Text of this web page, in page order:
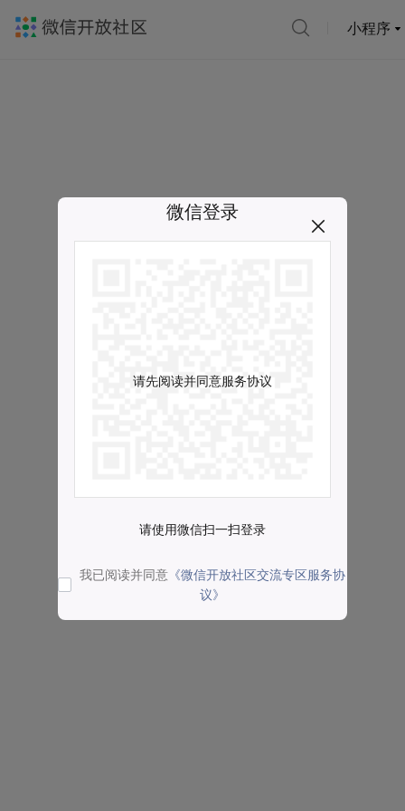
小程序
微信登录
请先阅读并同意服务协议
请使用微信扫一扫登录
我已阅读并同意 《微信开放社区交流专区服务协
议》